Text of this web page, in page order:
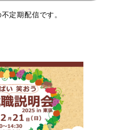
定期配信です。